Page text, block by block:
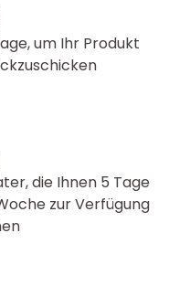
um Ihr Produkt
die Ihnen 5 Tage
zur Verfügung